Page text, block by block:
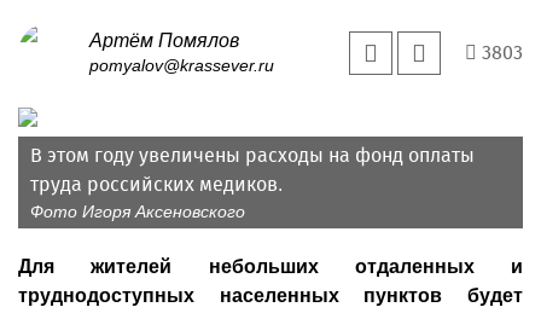
Артём Помялов
pomyalov@krassever.ru
3803
В этом году увеличены расходы на фонд оплаты
труда российских медиков.
Фото Игоря Аксеновского
Для жителей небольших отдаленных и
труднодоступных населенных пунктов будет